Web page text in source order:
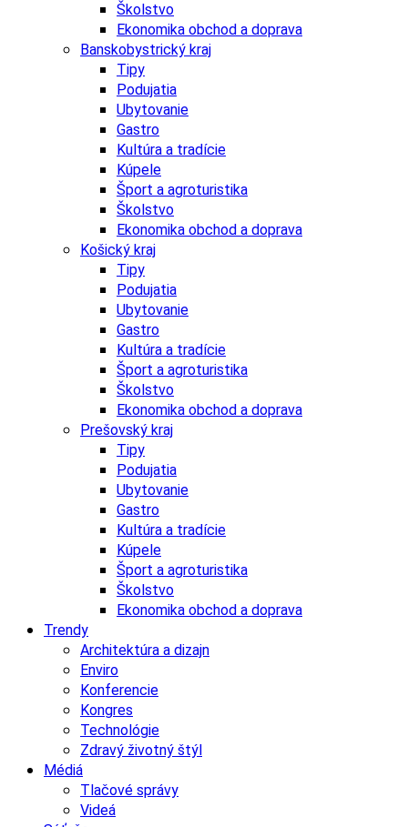
Školstvo
Ekonomika obchod a doprava
Banskobystrický kraj
Tipy
Podujatia
Ubytovanie
Gastro
Kultúra a tradície
Kúpele
Šport a agroturistika
Školstvo
Ekonomika obchod a doprava
Košický kraj
Tipy
Podujatia
Ubytovanie
Gastro
Kultúra a tradície
Šport a agroturistika
Školstvo
Ekonomika obchod a doprava
Prešovský kraj
Tipy
Podujatia
Ubytovanie
Gastro
Kultúra a tradície
Kúpele
Šport a agroturistika
Školstvo
Ekonomika obchod a doprava
Trendy
Architektúra a dizajn
Enviro
Konferencie
Kongres
Technológie
Zdravý životný štýl
Médiá
Tlačové správy
Videá